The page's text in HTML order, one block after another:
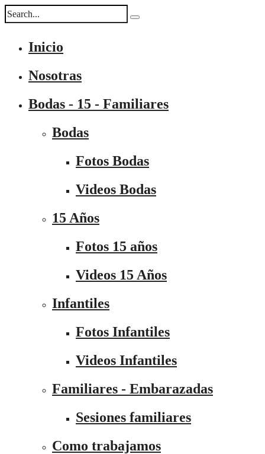
Inicio
Nosotras
Bodas - 15 - Familiares
Bodas
Fotos Bodas
Videos Bodas
15 Años
Fotos 15 años
Videos 15 Años
Infantiles
Fotos Infantiles
Videos Infantiles
Familiares - Embarazadas
Sesiones familiares
Como trabajamos